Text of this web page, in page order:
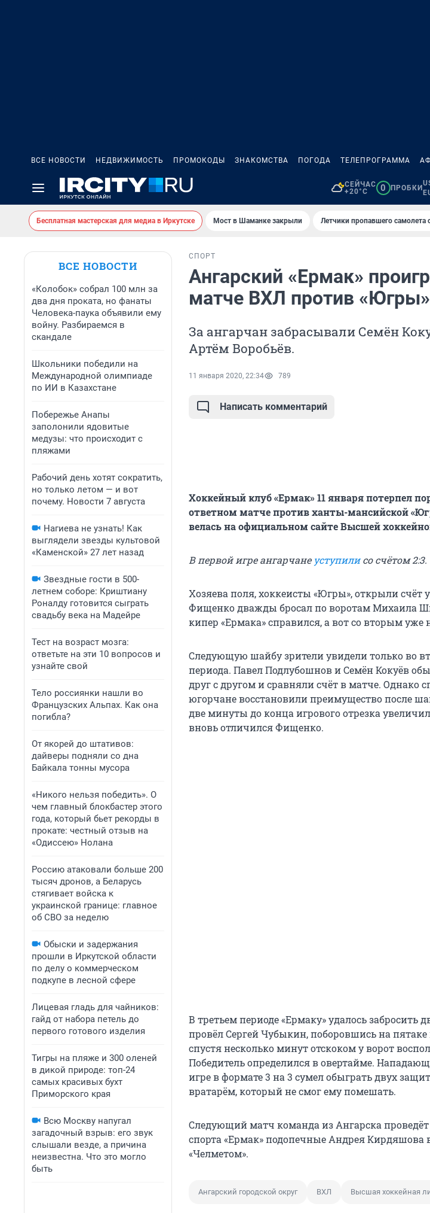
ВСЕ НОВОСТИ НЕДВИЖИМОСТЬ ПРОМОКОДЫ ЗНАКОМСТВА ПОГОДА ТЕЛЕПРОГРАММА
СЕЙЧАС
+20°C
0 ПРОБКИ
Бесплатная мастерская для медиа в Иркутске Мост в Шаманке закрыли Летчики пропавшего самолета
ВСЕ НОВОСТИ
«Колобок» собрал 100 млн за
два дня проката, но фанаты
Человека-паука объявили ему
войну. Разбираемся в
скандале
Школьники победили на
Международной олимпиаде
по ИИ в Казахстане
Побережье Анапы
заполонили ядовитые
медузы: что происходит с
пляжами
Рабочий день хотят сократить,
но только летом — и вот
почему. Новости 7 августа
Нагиева не узнать! Как
выглядели звезды культовой
«Каменской» 27 лет назад
Звездные гости в 500-
летнем соборе: Криштиану
Роналду готовится сыграть
свадьбу века на Мадейре
Тест на возраст мозга:
ответьте на эти 10 вопросов и
узнайте свой
Тело россиянки нашли во
Французских Альпах. Как она
погибла?
От якорей до штативов:
дайверы подняли со дна
Байкала тонны мусора
«Никого нельзя победить». О
чем главный блокбастер этого
года, который бьет рекорды в
прокате: честный отзыв на
«Одиссею» Нолана
Россию атаковали больше 200
тысяч дронов, а Беларусь
стягивает войска к
украинской границе: главное
об СВО за неделю
Обыски и задержания
прошли в Иркутской области
по делу о коммерческом
подкупе в лесной сфере
Лицевая гладь для чайников:
гайд от набора петель до
первого готового изделия
Тигры на пляже и 300 оленей
в дикой природе: топ-24
самых красивых бухт
Приморского края
Всю Москву напугал
загадочный взрыв: его звук
слышали везде, а причина
неизвестна. Что это могло
быть
СПОРТ
Ангарский «Ермак»
матче ВХЛ против
За ангарчан забрасывали Семён
Артём Воробьёв.
11 января 2020, 22:34 789
Написать комментарий
Хоккейный клуб «Ермак» 11 января потерпел
ответном матче против ханты-мансийской
велась на официальном сайте Высшей
В первой игре ангарчане уступилисо счётом 2:3.
Хозяева поля, хоккеисты «Югры», открыли счёт
Фищенко дважды бросал по воротам Михаила
кипер «Ермака» справился, а вот со вторым уже
Следующую шайбу зрители увидели только во
периода. Павел Подлубошнов и Семён Кокуёв
друг с другом и сравняли счёт в матче. Однако
югорчане восстановили преимущество после
две минуты до конца игрового отрезка
вновь отличился Фищенко.
В третьем периоде «Ермаку» удалось
провёл Сергей Чубыкин, поборовшись на
спустя несколько минут отскоком у ворот
Победитель определился в овертайме.
игре в формате 3 на 3 сумел обыграть двух
вратарём, который не смог ему помешать.
Следующий матч команда из Ангарска проведёт
спорта «Ермак» подопечные Андрея Кирдяшова
«Челметом».
Ангарский городской округ ВХЛ Высшая хоккейная